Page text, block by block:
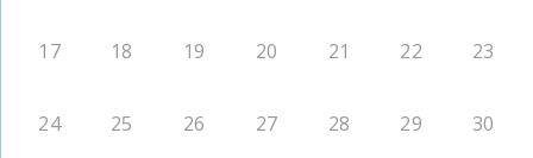
17 18 19 20 21 22 23
24 25 26 27 28 29 30